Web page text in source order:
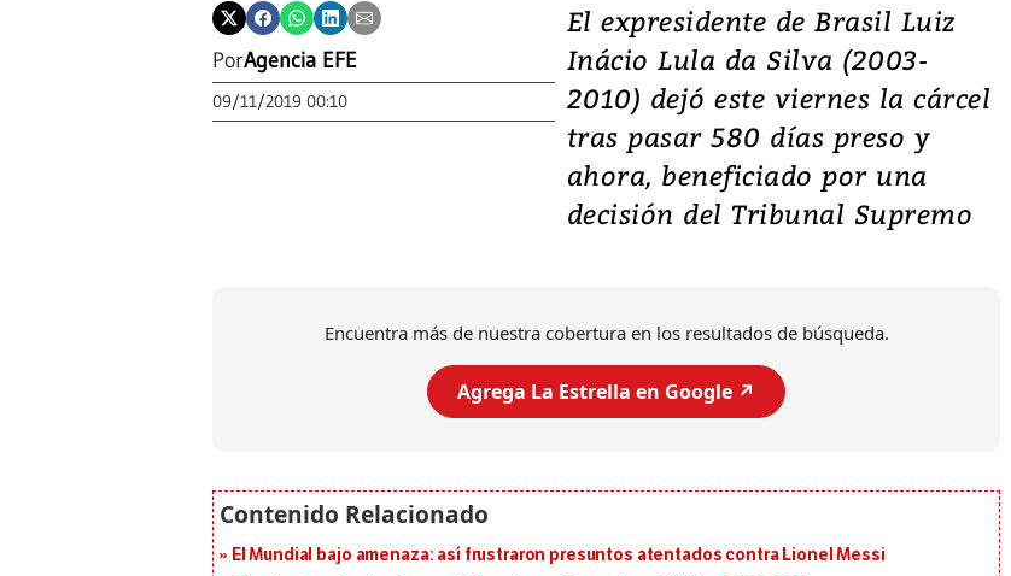
PorAgencia EFE
09/11/2019 00:10
El expresidente de Brasil Luiz
Inácio Lula da Silva (2003-
2010) dejó este viernes la cárcel
tras pasar 580 días preso y
ahora, beneficiado por una
decisión del Tribunal Supremo
Encuentra más de nuestra cobertura en los resultados de búsqueda.
Agrega La Estrella en Google ↗️
El Mundial bajo amenaza: así frustraron presuntos atentados contra Lionel Messi
Video: Lula lanza su
candidatura con
promesas de inversión
en defensa, educación y
tierras raras
presidente de Brasil, Luiz Inácio Lula